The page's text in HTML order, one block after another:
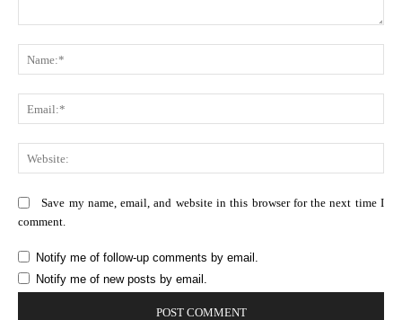
Save my name, email, and website in this browser for the next time I
comment.
Notify me of follow-up comments by email.
Notify me of new posts by email.